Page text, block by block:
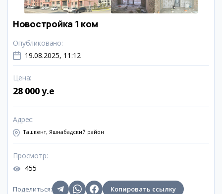
Новостройка 1 ком
Опубликовано:
19.08.2025, 11:12
Цена:
28 000 y.e
Адрес:
Ташкент, Яшнабадский район
Просмотр:
455
Поделиться: Копировать ссылку